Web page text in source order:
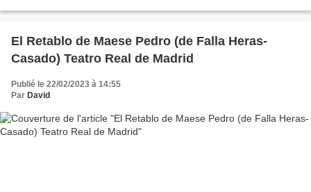
El Retablo de Maese Pedro (de Falla Heras-
Casado) Teatro Real de Madrid
Publié le 22/02/2023 à 14:55
Par David